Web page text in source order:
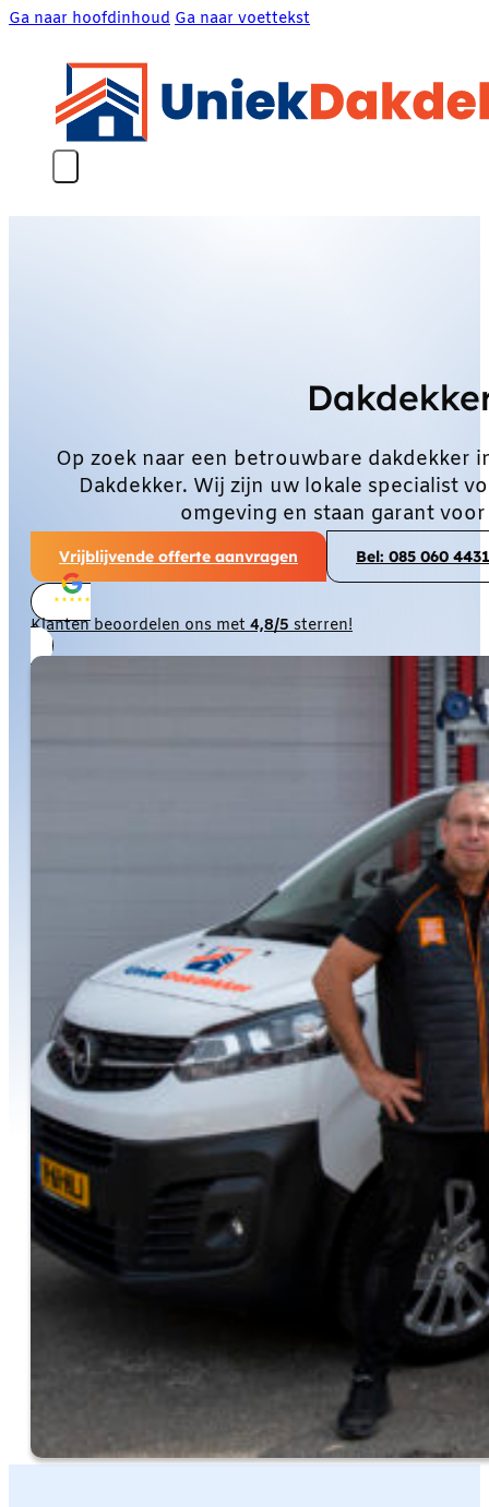
Ga naar hoofdinhoud Ga naar voettekst
Op zoek naar een betrouwbare dakdekker
Dakdekker. Wij zijn uw lokale specialist
omgeving en staan garant
Vrijblijvende offerte aanvragen Bel: 085 060 4431
Klanten beoordelen ons met4,8/5sterren!